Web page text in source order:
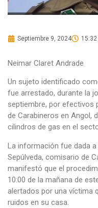
Septiembre 9, 2024 15:32
Neimar Claret Andrade
Un sujeto identificado
fue arrestado, durante la
septiembre, por efectivos
de Carabineros en Angol,
cilindros de gas en el
La información fue dada
Sepúlveda, comisario de
manifestó que el
10:00 de la mañana de
alertados por una víctima
ruidos en su casa.